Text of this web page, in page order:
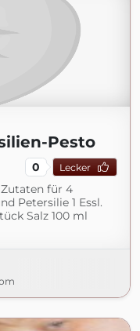
Pesto
0 Lecker
für 4
Petersilie 1 Essl.
Salz 100 ml